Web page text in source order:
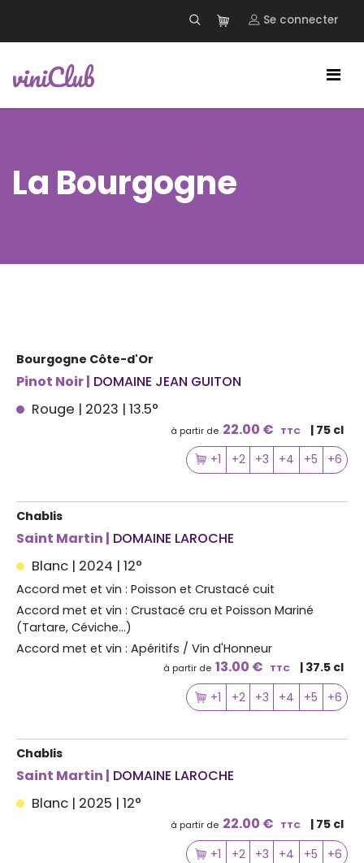
Se connecter
La Bourgogne
Bourgogne Côte-d'Or
Pinot Noir | DOMAINE JEAN GUITON
Rouge | 2023 | 13.5°
à partir de 22.00 € TTC
| 75 cl
+1
+2 +3 +4 +5 +6
Chablis
Saint Martin | DOMAINE LAROCHE
Blanc | 2024 | 12°
Accord met et vin : Poisson et Crustacé cuit
Accord met et vin : Crustacé cru et Poisson Mariné
(Tartare, Céviche...)
Accord met et vin : Apéritifs / Vin d'Honneur
à partir de 13.00 € TTC
| 37.5 cl
+1
+2 +3 +4 +5 +6
Chablis
Saint Martin | DOMAINE LAROCHE
Blanc | 2025 | 12°
à partir de 22.00 € TTC
| 75 cl
+1
+2 +3 +4 +5 +6